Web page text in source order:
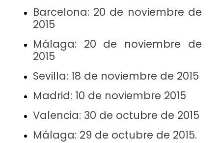
Barcelona: 20 de noviembre de
2015
Málaga: 20 de noviembre de
2015
Sevilla: 18 de noviembre de 2015
Madrid: 10 de noviembre 2015
Valencia: 30 de octubre de 2015
Málaga: 29 de octubre de 2015.